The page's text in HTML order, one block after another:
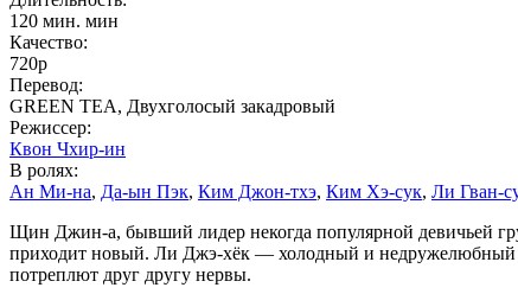
120 мин. мин
Качество:
720p
Перевод:
GREEN TEA, Двухголосый закадровый
Режиссер:
Квон Чхир-ин
В ролях:
Ан Ми-на, Да-ын Пэк, Ким Джон-тхэ, Ким Хэ-сук, Ли Гван-су
Щин Джин-а, бывший лидер некогда популярной девичьей
приходит новый. Ли Джэ-хёк — холодный и недружелюбный
потреплют друг другу нервы.